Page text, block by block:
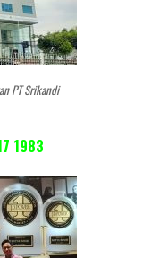
PT Srikandi
1983